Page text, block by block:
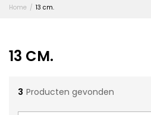
Home / 13 cm.
13 CM.
3 Producten gevonden